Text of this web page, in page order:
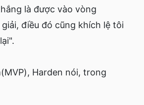
là được vào vòng
điều đó cũng khích lệ tôi
Harden nói, trong